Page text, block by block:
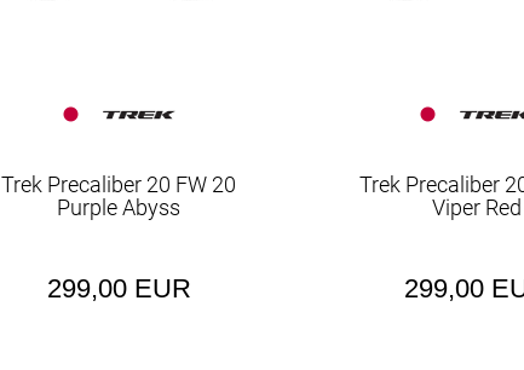
Trek Precaliber 20 FW 20
Purple Abyss
299,00 EUR
Trek Precaliber
Viper Red
299,00